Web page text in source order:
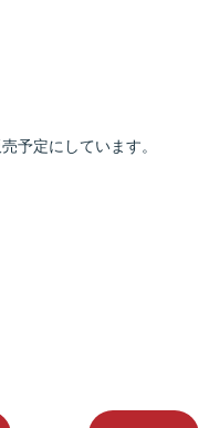
予定にしています。